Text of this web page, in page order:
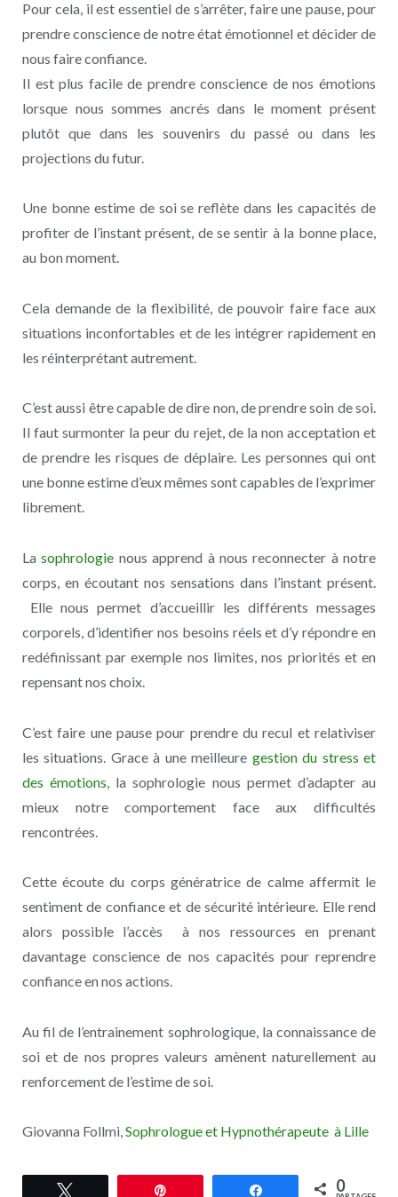
Pour cela, il est essentiel de s’arrêter, faire une pause, pour
prendre conscience de notre état émotionnel et décider de
nous faire confiance.
Il est plus facile de prendre conscience de nos émotions
lorsque nous sommes ancrés dans le moment présent
plutôt que dans les souvenirs du passé ou dans les
projections du futur.
Une bonne estime de soi se reflète dans les capacités de
profiter de l’instant présent, de se sentir à la bonne place,
au bon moment.
Cela demande de la flexibilité, de pouvoir faire face aux
situations inconfortables et de les intégrer rapidement en
les réinterprétant autrement.
C’est aussi être capable de dire non, de prendre soin de soi.
Il faut surmonter la peur du rejet, de la non acceptation et
de prendre les risques de déplaire. Les personnes qui ont
une bonne estime d’eux mêmes sont capables de l’exprimer
librement.
Lasophrologie nous apprend à nous reconnecter à notre
corps, en écoutant nos sensations dans l’instant présent.
Elle nous permet d’accueillir les différents messages
corporels, d’identifier nos besoins réels et d’y répondre en
redéfinissant par exemple nos limites, nos priorités et en
repensant nos choix.
C’est faire une pause pour prendre du recul et relativiser
les situations. Grace à une meilleure gestion du stress et
des émotions , la sophrologie nous permet d’adapter au
mieux notre comportement face aux difficultés
rencontrées.
Cette écoute du corps génératrice de calme affermit le
sentiment de confiance et de sécurité intérieure. Elle rend
alors possible l’accès à nos ressources en prenant
davantage conscience de nos capacités pour reprendre
confiance en nos actions.
Au fil de l’entrainement sophrologique, la connaissance de
soi et de nos propres valeurs amènent naturellement au
renforcement de l’estime de soi.
Giovanna Follmi,Sophrologue et Hypnothérapeute à Lille
Partagez 0